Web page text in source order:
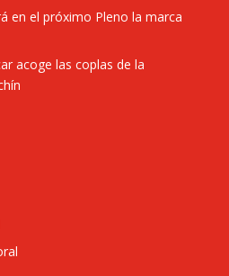
en el próximo Pleno la marca
acoge las coplas de la